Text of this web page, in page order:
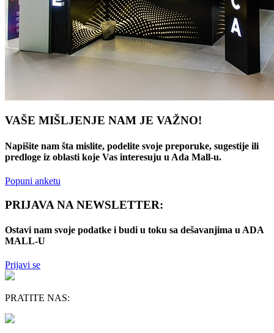
VAŠE MIŠLJENJE NAM JE VAŽNO!
Napišite nam šta mislite, podelite svoje preporuke, sugestije ili
predloge iz oblasti koje Vas interesuju u Ada Mall-u.
Popuni anketu
PRIJAVA NA NEWSLETTER:
Ostavi nam svoje podatke i budi u toku sa dešavanjima u ADA
MALL-U
Prijavi se
PRATITE NAS: